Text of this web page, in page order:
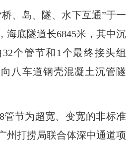
岛、隧、水下互通”于一
海底隧道长6845米，其中沉
个管节和1个最终接头组
八车道钢壳混凝土沉管隧
节为超宽、变宽的非标准
州打捞局联合体深中通道项